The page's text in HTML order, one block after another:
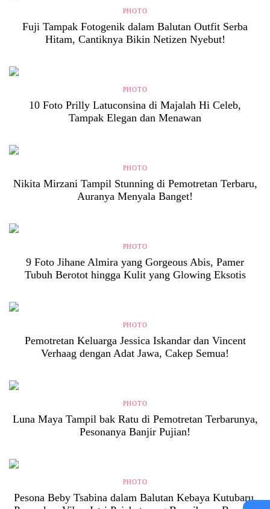
PHOTO
Fuji Tampak Fotogenik dalam Balutan Outfit Serba
Hitam, Cantiknya Bikin Netizen Nyebut!
PHOTO
10 Foto Prilly Latuconsina di Majalah Hi Celeb,
Tampak Elegan dan Menawan
PHOTO
Nikita Mirzani Tampil Stunning di Pemotretan Terbaru,
Auranya Menyala Banget!
PHOTO
9 Foto Jihane Almira yang Gorgeous Abis, Pamer
Tubuh Berotot hingga Kulit yang Glowing Eksotis
PHOTO
Pemotretan Keluarga Jessica Iskandar dan Vincent
Verhaag dengan Adat Jawa, Cakep Semua!
PHOTO
Luna Maya Tampil bak Ratu di Pemotretan Terbarunya,
Pesonanya Banjir Pujian!
PHOTO
Pesona Beby Tsabina dalam Balutan Kebaya Kutubaru,